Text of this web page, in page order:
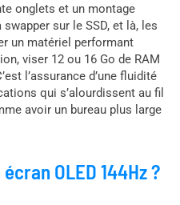
onglets et un montage
sur le SSD, et là, les
un matériel performant
viser 12 ou 16 Go de RAM
l’assurance d’une fluidité
qui s’alourdissent au fil
avoir un bureau plus large
OLED 144Hz ?